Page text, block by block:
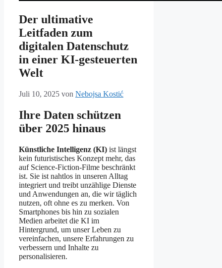
Der ultimative
Leitfaden zum
digitalen Datenschutz
in einer KI-gesteuerten
Welt
Juli 10, 2025 von Nebojsa Kostić
Ihre Daten schützen
über 2025 hinaus
Künstliche Intelligenz (KI) ist längst
kein futuristisches Konzept mehr, das
auf Science-Fiction-Filme beschränkt
ist. Sie ist nahtlos in unseren Alltag
integriert und treibt unzählige Dienste
und Anwendungen an, die wir täglich
nutzen, oft ohne es zu merken. Von
Smartphones bis hin zu sozialen
Medien arbeitet die KI im
Hintergrund, um unser Leben zu
vereinfachen, unsere Erfahrungen zu
verbessern und Inhalte zu
personalisieren.